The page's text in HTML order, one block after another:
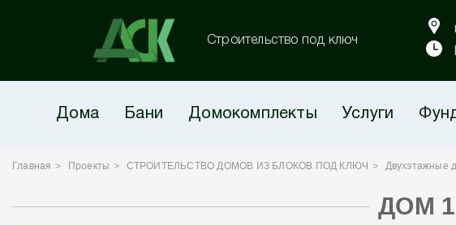
Строительство под ключ
Дома Бани Домокомплекты Услуги
Главная Проекты СТРОИТЕЛЬСТВО ДОМОВ ИЗ БЛОКОВ ПОД КЛЮЧ Двухэтажные
ДОМ